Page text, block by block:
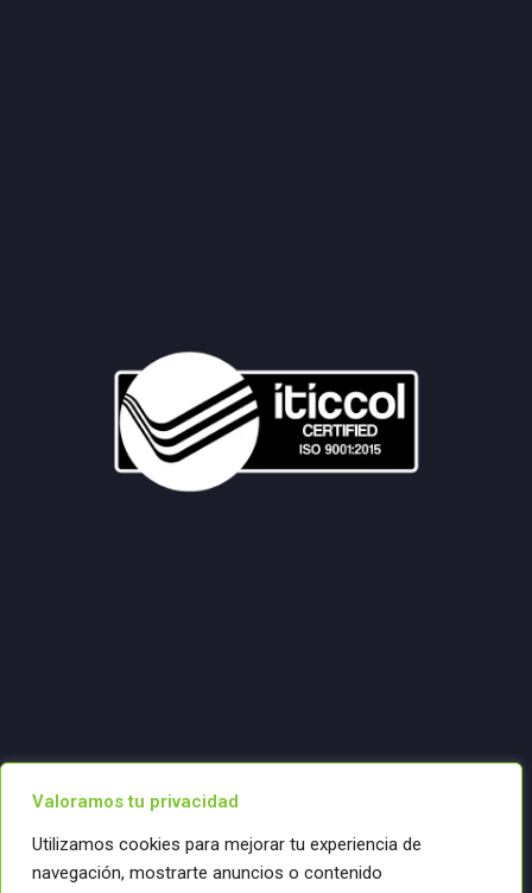
Valoramos tu privacidad
Utilizamos cookies para mejorar tu experiencia de
navegación, mostrarte anuncios o contenido